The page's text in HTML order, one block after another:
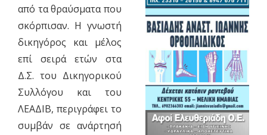
από τα θραύσματα που
σκόρπισαν. Η γνωστή
δικηγόρος και μέλος
επί σειρά ετών στα
Δ.Σ. του Δικηγορικού
Συλλόγου και του
ΛΕΑΔΙΒ, περιγράφει το
συμβάν σε ανάρτησή